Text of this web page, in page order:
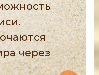
через